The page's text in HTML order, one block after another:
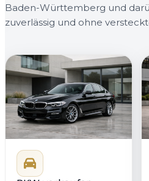
Baden-Württemberg und
zuverlässig und ohne